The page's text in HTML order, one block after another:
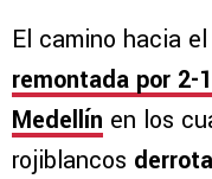
El camino hacia
remontada por 2-
Medellín en los
rojiblancos